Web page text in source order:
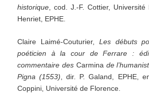
historique , cod. J.-F. Cottier,
Henriet, EPHE.
Claire Laimé-Couturier, Les débuts
poéticien à la cour de Ferrare :
commentaire desCarmina de l’
Pigna (1553), dir. P. Galand, EPHE,
Coppini, Université de Florence.